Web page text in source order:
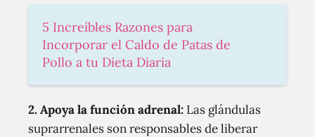
5 Increíbles Razones para
Incorporar el Caldo de Patas de
Pollo a tu Dieta Diaria
2. Apoya la función adrenal: Las glándulas
suprarrenales son responsables de liberar